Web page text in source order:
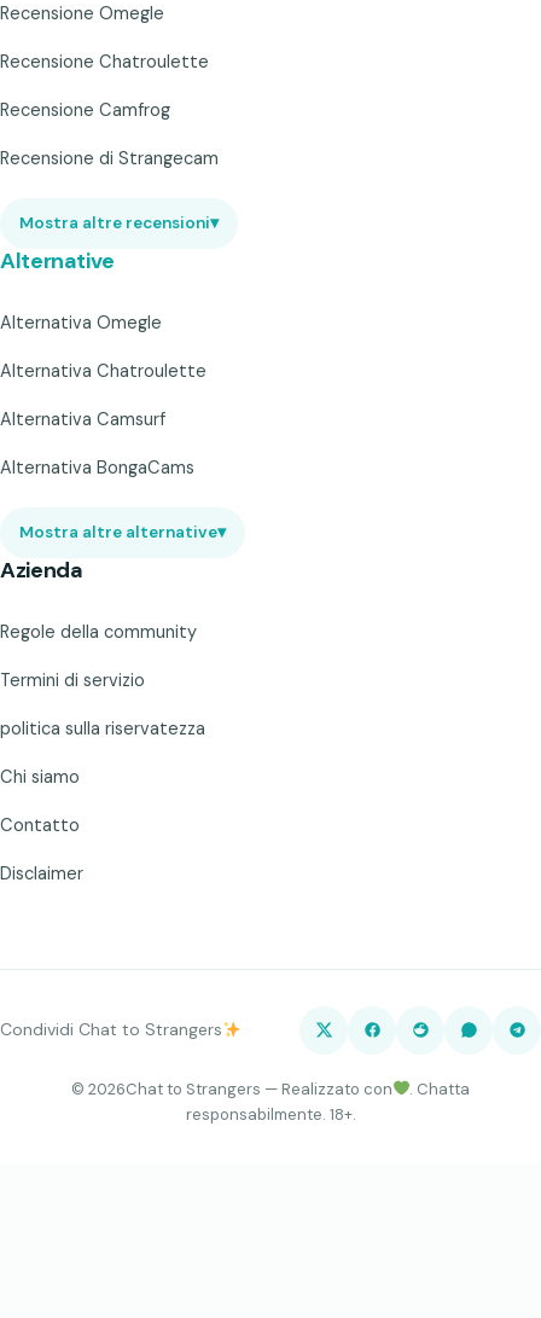
Recensione Omegle
Recensione Chatroulette
Recensione Camfrog
Recensione di Strangecam
Mostra altre recensioni▾
Alternative
Alternativa Omegle
Alternativa Chatroulette
Alternativa Camsurf
Alternativa BongaCams
Mostra altre alternative▾
Azienda
Regole della community
Termini di servizio
politica sulla riservatezza
Chi siamo
Contatto
Disclaimer
Condividi Chat to Strangers
© 2026Chat to Strangers — Realizzato con
. Chatta
responsabilmente. 18+.